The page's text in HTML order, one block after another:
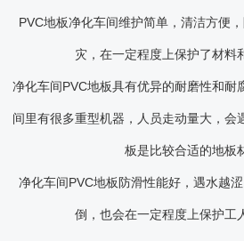
PVC地板净化车间维护简单，清洁方便
灾，在一定程度上保护了材料
净化车间PVC地板具有优异的耐磨性和耐
间里有很多重型机器，人员走动量大，会
板是比较合适的地板
净化车间PVC地板防滑性能好，遇水越
倒，也会在一定程度上保护工